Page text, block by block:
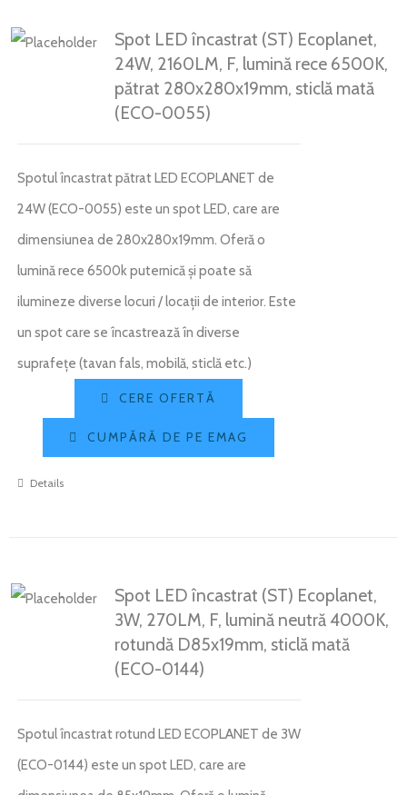
Spot LED încastrat (ST) Ecoplanet,
24W, 2160LM, F, lumină rece 6500K,
pătrat 280x280x19mm, sticlă mată
(ECO-0055)
Spotul încastrat pătrat LED ECOPLANET de
24W (ECO-0055) este un spot LED, care are
dimensiunea de 280x280x19mm. Oferă o
lumină rece 6500k puternică și poate să
ilumineze diverse locuri / locații de interior. Este
un spot care se încastrează în diverse
suprafețe (tavan fals, mobilă, sticlă etc.)
CERE OFERTĂ
CUMPĂRĂ DE PE EMAG
Details
Spot LED încastrat (ST) Ecoplanet,
3W, 270LM, F, lumină neutră 4000K,
rotundă D85x19mm, sticlă mată
(ECO-0144)
Spotul încastrat rotund LED ECOPLANET de 3W
(ECO-0144) este un spot LED, care are